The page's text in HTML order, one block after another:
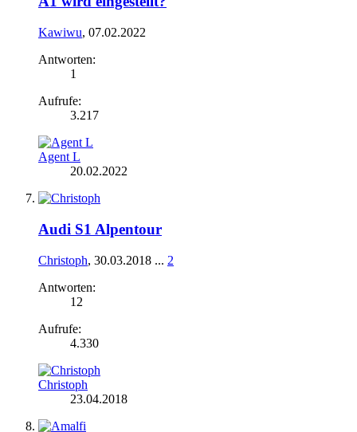
Kawiwu, 07.02.2022
Antworten:
1
Aufrufe:
3.217
Agent L
20.02.2022
Audi S1 Alpentour
Christoph, 30.03.2018 ... 2
Antworten:
12
Aufrufe:
4.330
Christoph
23.04.2018